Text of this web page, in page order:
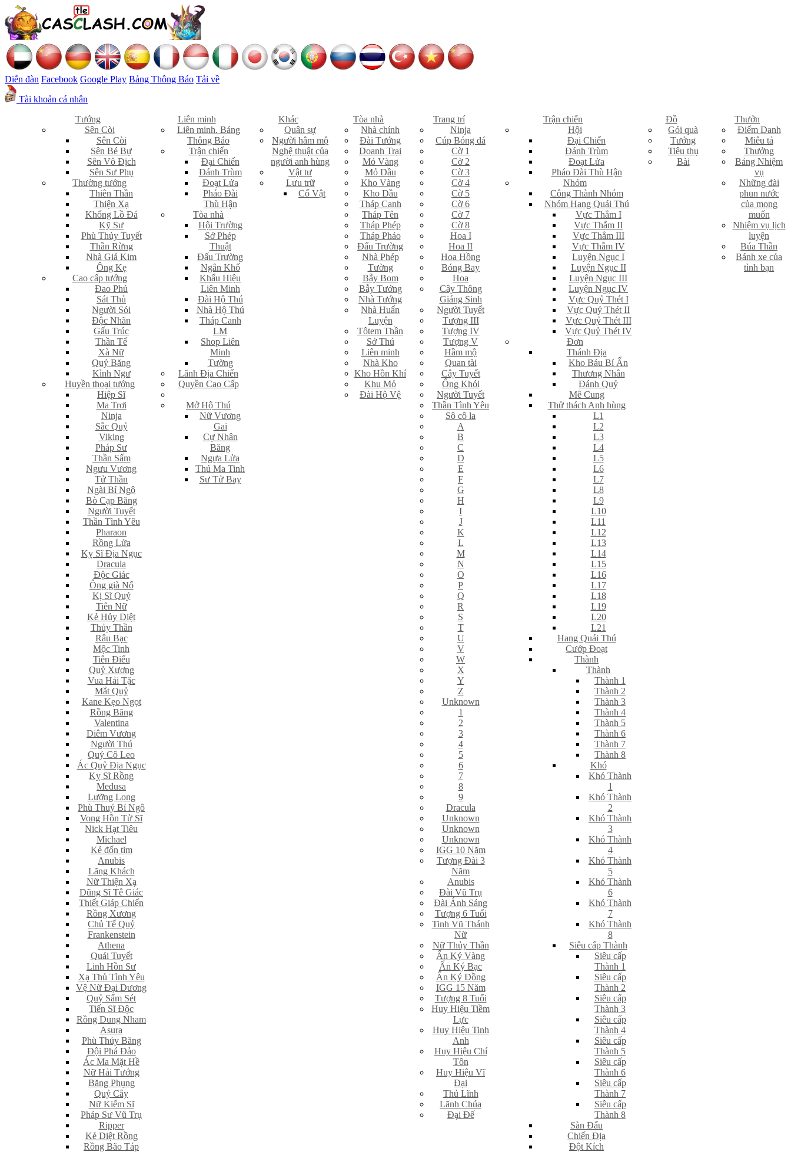
Diễn đàn Facebook Google Play Bảng Thông Báo Tải về
Tài khoản cá nhân
Tướng
Sên Còi
Sên Còi
Sên Bé Bự
Sên Vô Địch
Sên Sư Phụ
Thường tướng
Thiên Thần
Thiện Xạ
Khổng Lồ Đá
Kỹ Sư
Phù Thủy Tuyết
Thần Rừng
Nhà Giả Kim
Ông Kẹ
Cao cấp tướng
Đao Phủ
Sát Thủ
Người Sói
Độc Nhãn
Gấu Trúc
Thần Tế
Xà Nữ
Quỷ Băng
Kình Ngư
Huyền thoại tướng
Hiệp Sĩ
Ma Trơi
Ninja
Sắc Quỷ
Viking
Pháp Sư
Thần Sấm
Ngưu Vương
Tử Thần
Ngài Bí Ngô
Bò Cạp Băng
Người Tuyết
Thần Tình Yêu
Pharaon
Rồng Lửa
Kỵ Sĩ Địa Ngục
Dracula
Độc Giác
Ông già Nổ
Kị Sĩ Quỷ
Tiên Nữ
Kẻ Hủy Diệt
Thủy Thần
Râu Bạc
Mộc Tinh
Tiên Điểu
Quỷ Xương
Vua Hải Tặc
Mắt Quỷ
Kane Kẹo Ngọt
Rồng Băng
Valentina
Diêm Vương
Người Thú
Quý Cô Leo
Ác Quỷ Địa Ngục
Kỵ Sĩ Rồng
Medusa
Lưỡng Long
Phù Thuỷ Bí Ngô
Vong Hồn Tử Sĩ
Nick Hạt Tiêu
Michael
Kẻ đốn tim
Anubis
Lãng Khách
Nữ Thiện Xạ
Dũng Sĩ Tê Giác
Thiết Giáp Chiến
Rồng Xương
Chủ Tế Quỷ
Frankenstein
Athena
Quái Tuyết
Linh Hồn Sư
Xạ Thủ Tình Yêu
Vệ Nữ Đại Dương
Quỷ Sấm Sét
Tiến Sĩ Độc
Rồng Dung Nham
Asura
Phù Thủy Băng
Đội Phá Đảo
Ác Ma Mặt Hề
Nữ Hải Tướng
Băng Phụng
Quỷ Cây
Nữ Kiếm Sĩ
Pháp Sư Vũ Trụ
Ripper
Kẻ Diệt Rồng
Rồng Bão Táp
Liên minh
Liên minh. Bảng
Thông Báo
Trận chiến
Đại Chiến
Đánh Trùm
Đoạt Lửa
Pháo Đài
Thù Hận
Tòa nhà
Hội Trường
Sở Phép
Thuật
Đấu Trường
Ngân Khố
Khẩu Hiệu
Liên Minh
Đài Hộ Thú
Nhà Hộ Thú
Tháp Canh
LM
Shop Liên
Minh
Tường
Lãnh Địa Chiến
Quyền Cao Cấp
Mở Hộ Thú
Nữ Vương
Gai
Cự Nhân
Băng
Ngựa Lửa
Thú Ma Tinh
Sư Tử Bay
Khác
Quân sự
Người hâm mộ
Nghệ thuật của
người anh hùng
Vật tư
Lưu trữ
Cổ Vật
Tòa nhà
Nhà chính
Đài Tướng
Doanh Trại
Mỏ Vàng
Mỏ Dầu
Kho Vàng
Kho Dầu
Tháp Canh
Tháp Tên
Tháp Phép
Tháp Pháo
Đấu Trường
Nhà Phép
Tường
Bẫy Bom
Bẫy Tướng
Nhà Tướng
Nhà Huấn
Luyện
Tôtem Thần
Sở Thú
Liên minh
Nhà Kho
Kho Hồn Khí
Khu Mỏ
Đài Hộ Vệ
Trang trí
Ninja
Cúp Bóng đá
Cờ 1
Cờ 2
Cờ 3
Cờ 4
Cờ 5
Cờ 6
Cờ 7
Cờ 8
Hoa I
Hoa II
Hoa Hồng
Bóng Bay
Hoa
Cây Thông
Giáng Sinh
Người Tuyết
Tượng III
Tượng IV
Tượng V
Hầm mộ
Quan tài
Cây Tuyết
Ống Khói
Người Tuyết
Thần Tình Yêu
Sô cô la
A
B
C
D
E
F
G
H
I
J
K
L
M
N
O
P
Q
R
S
T
U
V
W
X
Y
Z
Unknown
1
2
3
4
5
6
7
8
9
Dracula
Unknown
Unknown
Unknown
IGG 10 Năm
Tượng Đài 3
Năm
Anubis
Đài Vũ Trụ
Đài Ánh Sáng
Tượng 6 Tuổi
Tinh Vũ Thánh
Nữ
Nữ Thủy Thần
Ấn Ký Vàng
Ấn Ký Bạc
Ấn Ký Đồng
IGG 15 Năm
Tượng 8 Tuổi
Huy Hiệu Tiềm
Lực
Huy Hiệu Tinh
Anh
Huy Hiệu Chí
Tôn
Huy Hiệu Vĩ
Đại
Thủ Lĩnh
Lãnh Chúa
Đại Đế
Trận chiến
Hội
Đại Chiến
Đánh Trùm
Đoạt Lửa
Pháo Đài Thù Hận
Nhóm
Công Thành Nhóm
Nhóm Hang Quái Thú
Vực Thẳm I
Vực Thẳm II
Vực Thẳm III
Vực Thẳm IV
Luyện Ngục I
Luyện Ngục II
Luyện Ngục III
Luyện Ngục IV
Vực Quỷ Thét I
Vực Quỷ Thét II
Vực Quỷ Thét III
Vực Quỷ Thét IV
Đơn
Thánh Địa
Kho Báu Bí Ẩn
Thương Nhân
Đánh Quỷ
Mê Cung
Thử thách Anh hùng
L1
L2
L3
L4
L5
L6
L7
L8
L9
L10
L11
L12
L13
L14
L15
L16
L17
L18
L19
L20
L21
Hang Quái Thú
Cướp Đoạt
Thành
Thành
Thành 1
Thành 2
Thành 3
Thành 4
Thành 5
Thành 6
Thành 7
Thành 8
Khó
Khó Thành
1
Khó Thành
2
Khó Thành
3
Khó Thành
4
Khó Thành
5
Khó Thành
6
Khó Thành
7
Khó Thành
8
Siêu cấp Thành
Siêu cấp
Thành 1
Siêu cấp
Thành 2
Siêu cấp
Thành 3
Siêu cấp
Thành 4
Siêu cấp
Thành 5
Siêu cấp
Thành 6
Siêu cấp
Thành 7
Siêu cấp
Thành 8
Sàn Đấu
Chiến Địa
Đột Kích
Đồ
Gói quà
Tướng
Tiêu thụ
Bài
Thưởn
Điểm Danh
Miêu tả
Thưởng
Bảng Nhiệm
vụ
Những đài
phun nước
của mong
muốn
Nhiệm vụ lịch
luyện
Búa Thần
Bánh xe của
tình bạn